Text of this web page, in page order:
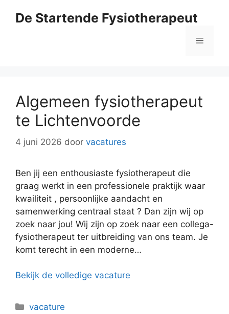
De Startende Fysiotherapeut
Menu
Algemeen fysiotherapeut
te Lichtenvoorde
4 juni 2026 door vacatures
Ben jij een enthousiaste fysiotherapeut die
graag werkt in een professionele praktijk waar
kwailiteit , persoonlijke aandacht en
samenwerking centraal staat ? Dan zijn wij op
zoek naar jou! Wij zijn op zoek naar een collega-
fysiotherapeut ter uitbreiding van ons team. Je
komt terecht in een moderne…
Bekijk de volledige vacature
Categorieën
vacature